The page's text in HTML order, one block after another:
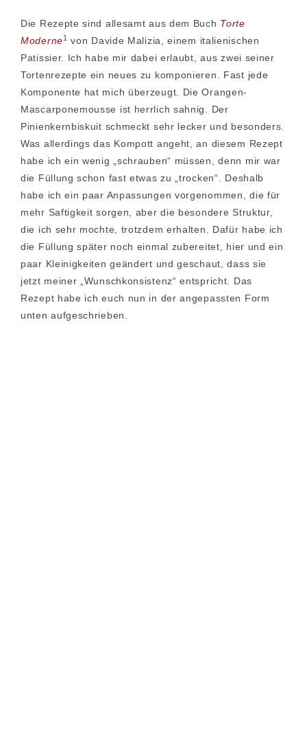
Die Rezepte sind allesamt aus dem Buch Torte
Moderne1 von Davide Malizia, einem italienischen
Patissier. Ich habe mir dabei erlaubt, aus zwei seiner
Tortenrezepte ein neues zu komponieren. Fast jede
Komponente hat mich überzeugt. Die Orangen-
Mascarponemousse ist herrlich sahnig. Der
Pinienkernbiskuit schmeckt sehr lecker und besonders.
Was allerdings das Kompott angeht, an diesem Rezept
habe ich ein wenig „schrauben“ müssen, denn mir war
die Füllung schon fast etwas zu „trocken“. Deshalb
habe ich ein paar Anpassungen vorgenommen, die für
mehr Saftigkeit sorgen, aber die besondere Struktur,
die ich sehr mochte, trotzdem erhalten. Dafür habe ich
die Füllung später noch einmal zubereitet, hier und ein
paar Kleinigkeiten geändert und geschaut, dass sie
jetzt meiner „Wunschkonsistenz“ entspricht. Das
Rezept habe ich euch nun in der angepassten Form
unten aufgeschrieben.